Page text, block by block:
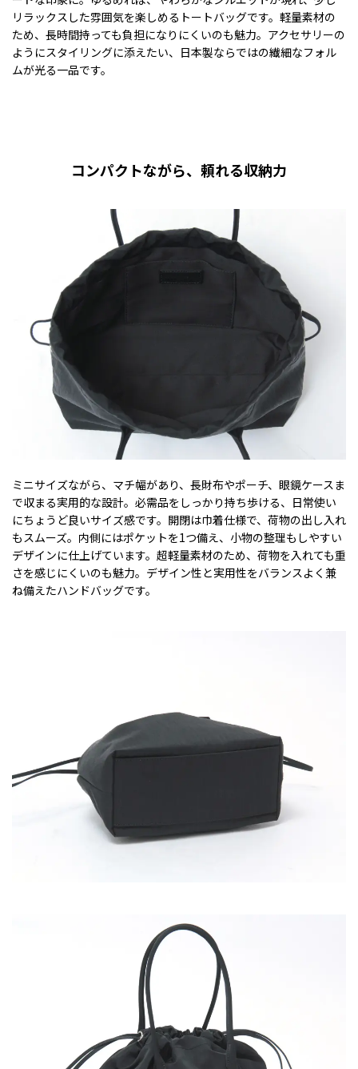
リラックスした雰囲気を楽しめるトートバッグです。軽量素材の
ため、長時間持っても負担になりにくいのも魅力。アクセサリーの
ようにスタイリングに添えたい、日本製ならではの繊細なフォル
ムが光る一品です。
コンパクトながら、頼れる収納力
ミニサイズながら、マチ幅があり、長財布やポーチ、眼鏡ケースま
で収まる実用的な設計。必需品をしっかり持ち歩ける、日常使い
にちょうど良いサイズ感です。開閉は巾着仕様で、荷物の出し入れ
もスムーズ。内側にはポケットを1つ備え、小物の整理もしやすい
デザインに仕上げています。超軽量素材のため、荷物を入れても重
さを感じにくいのも魅力。デザイン性と実用性をバランスよく兼
ね備えたハンドバッグです。